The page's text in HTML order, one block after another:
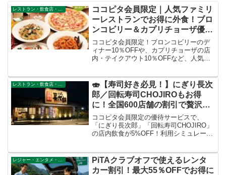
レストラン・飲食店・その他サービス
ココピタ会員限定｜人気ファミリ
ーレストランでお得に外食！ブロ
ンコビリー＆カプリチョーザ優待
特集
ココピタ会員限定！ブロンコビリーのデ
ィナー10％OFFや、カプリチョーザの店
内・テイクアウト10％OFFなど、人気フ
レストラン・飲食店・その他サービス
🍣【寿司好き必見！】にぎり長次
郎／回転寿司CHOJIROもお得
に！全国600店舗の割引で贅沢外
食を賢く楽しむ方法
ココピタ会員限定の優待サービスで、
「にぎり長次郎」「回転寿司CHOJIRO」
の店内飲食が5%OFF！利用シミュレーシ
る方法を紹介します。
PiTAクラブオフで使えるレンタ
カー割引！最大55％OFFでお得に